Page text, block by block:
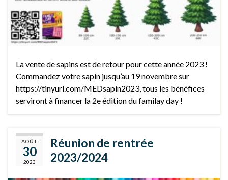
La vente de sapins est de retour pour cette année 2023 !
Commandez votre sapin jusqu’au 19 novembre sur
https://tinyurl.com/MEDsapin2023, tous les bénéfices
serviront à financer la 2e édition du familay day !
AOÛT
30
2023
Réunion de rentrée
2023/2024